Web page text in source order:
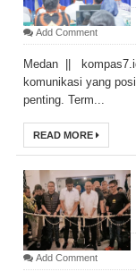
Add Comment
Medan ||
komunikasi yang
penting. Term...
READ MORE
Add Comment